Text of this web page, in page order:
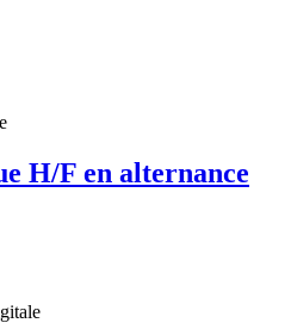
H/F en alternance